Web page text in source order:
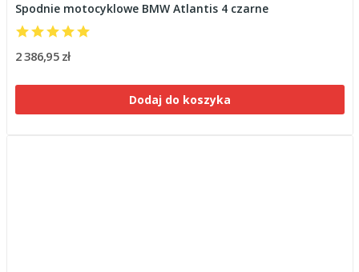
Spodnie motocyklowe BMW Atlantis 4 czarne
2 386,95 zł
Dodaj do koszyka